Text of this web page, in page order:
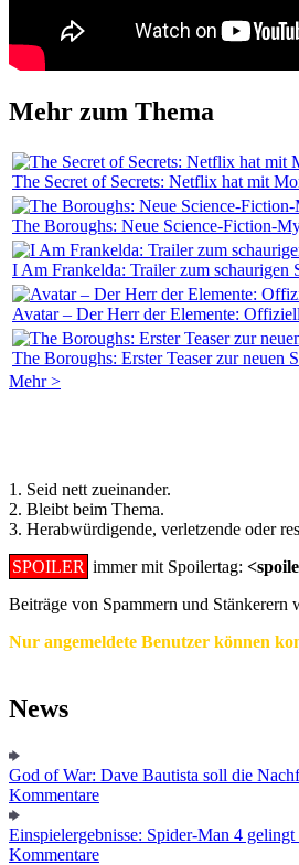
Mehr zum Thema
The Secret of Secrets: Netflix hat mit
The Boroughs: Neue Science-Fiction-
I Am Frankelda: Trailer zum
Avatar – Der Herr der Elemente:
The Boroughs: Erster Teaser zur neuen
Mehr >
1. Seid nett zueinander.
2. Bleibt beim Thema.
3. Herabwürdigende, verletzende oder
SPOILER immer mit Spoilertag:
Beiträge von Spammern und Stänkerern
Nur angemeldete Benutzer können
News
God of War: Dave Bautista soll die
Kommentare
Einspielergebnisse: Spider-Man 4
Kommentare